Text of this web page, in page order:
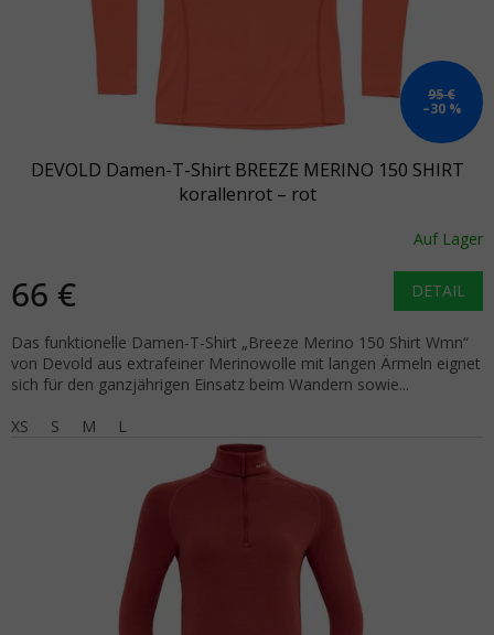
95 €
–30 %
DEVOLD Damen-T-Shirt BREEZE MERINO 150 SHIRT
korallenrot – rot
Auf Lager
66 € DETAIL
Das funktionelle Damen-T-Shirt „Breeze Merino 150 Shirt Wmn“
von Devold aus extrafeiner Merinowolle mit langen Ärmeln eignet
sich für den ganzjährigen Einsatz beim Wandern sowie...
XS
S M L